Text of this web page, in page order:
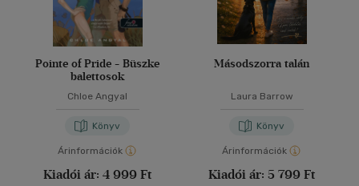
Pointe of Pride - Büszke
balettosok
Chloe Angyal
Könyv
Árinformációk
Kiadói ár: 4 999 Ft
Másodszorra talán
Laura Barrow
Könyv
Árinformációk
Kiadói ár: 5 799 Ft